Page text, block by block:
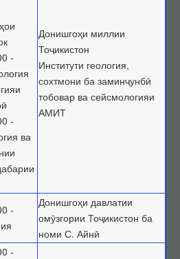
-
-
ва
Донишгоҳи миллии
Тоҷикистон
Институти геология,
сохтмони ба заминҷунбӣ
тобовар ва сейсмологияи
АМИТ
-
Донишгоҳи давлатии
омӯзгории Тоҷикистон ба
номи С. Айнӣ
-